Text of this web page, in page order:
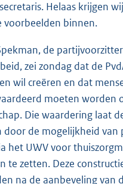
Helaas krijgen
voorbeelden binnen.
de
zei zondag dat de
wil creëren en dat
moeten worden
Die waardering laat
door de mogelijkheid van
het UWV voor
te zetten. Deze
na de aanbeveling van